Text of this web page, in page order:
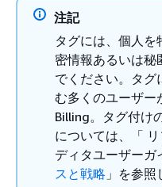
注記
タグには、個人を
密情報あるいは秘
でください。タグ
む多くのユーザー
Billing。タグ付け
については、「
ディタユーザーガ
スと戦略 」を参